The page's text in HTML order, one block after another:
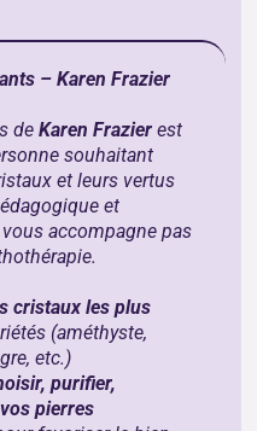
– Karen Frazier
deKaren Frazier est
souhaitant
et leurs vertus
et
accompagne pas
cristaux les plus
(améthyste,
etc.)
purifier,
pierres